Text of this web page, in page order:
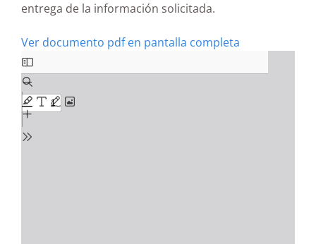
entrega de la información solicitada.
Ver documento pdf en pantalla completa